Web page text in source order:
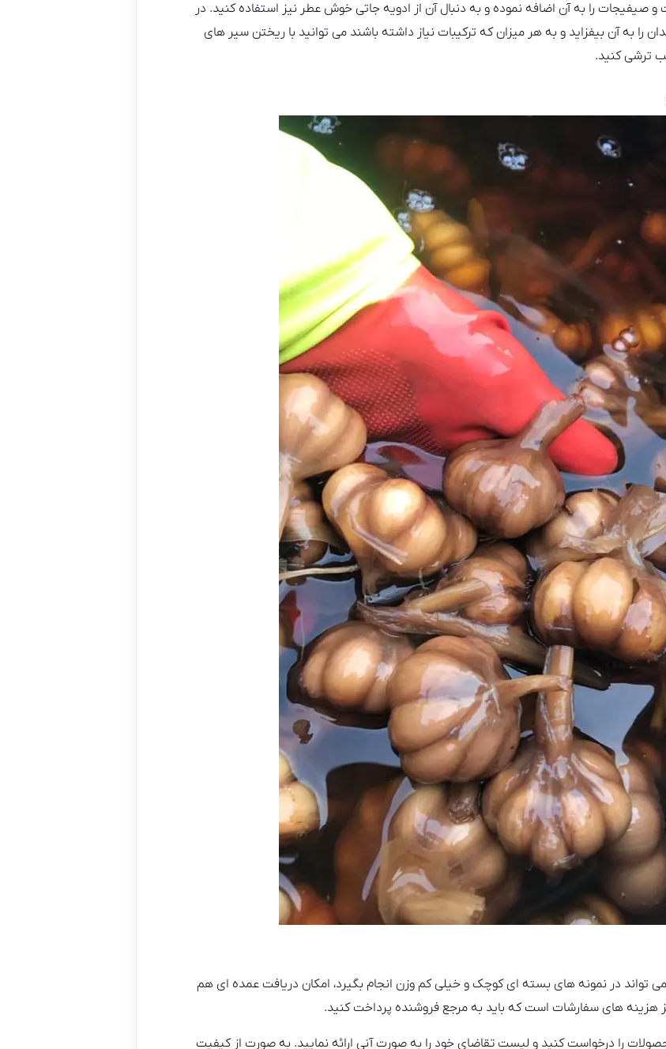
صیفیجات را به آن اضافه نموده و به دنبال آن از ادویه جاتی خوش عطر نیز استفاده کنید. در
را به آن بیفزاید و به هر میزان که ترکیبات نیاز داشته باشند می توانید با ریختن سیر های
ترشی کنید.
تواند در نمونه های بسته ای کوچک و خیلی کم وزن انجام بگیرد، امکان دریافت عمده ای هم
هزینه های سفارشات است که باید به مرجع فروشنده پرداخت کنید.
را درخواست کنید و لیست تقاضای خود را به صورت آنی ارائه نمایید. به ‌صورت از کیفیت